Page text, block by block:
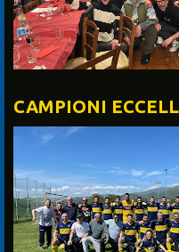
CAMPIONI